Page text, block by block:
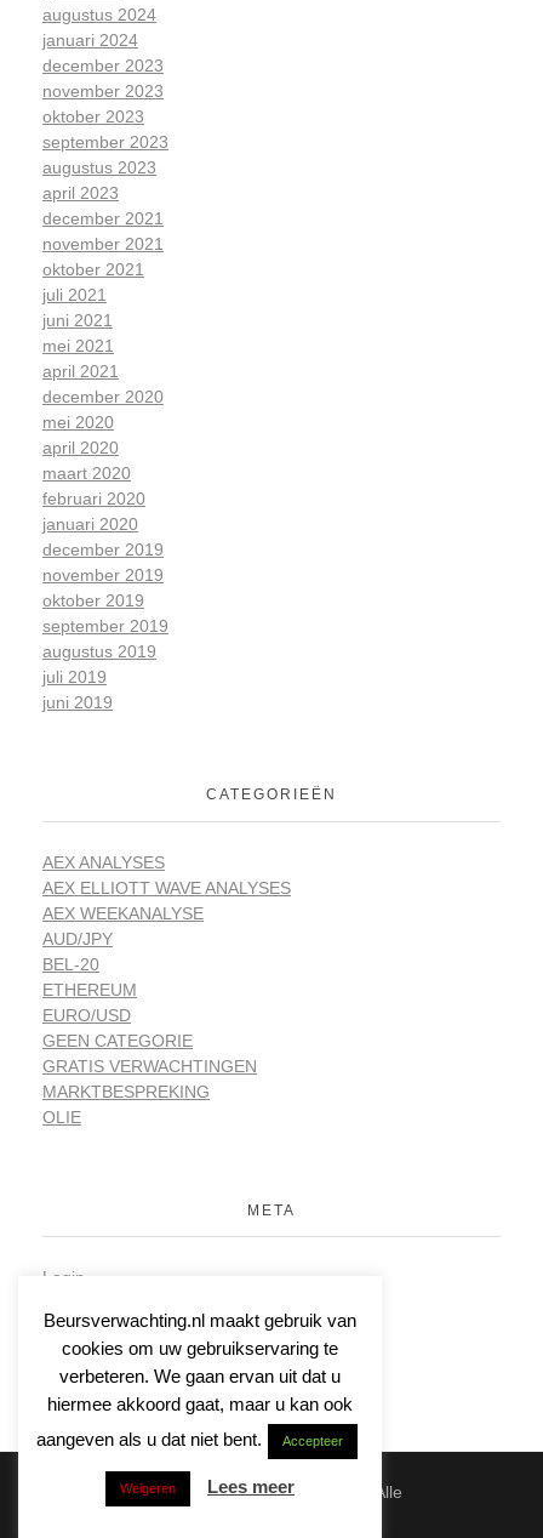
augustus 2024
januari 2024
december 2023
november 2023
oktober 2023
september 2023
augustus 2023
april 2023
december 2021
november 2021
oktober 2021
juli 2021
juni 2021
mei 2021
april 2021
december 2020
mei 2020
april 2020
maart 2020
februari 2020
januari 2020
december 2019
november 2019
oktober 2019
september 2019
augustus 2019
juli 2019
juni 2019
CATEGORIEËN
AEX ANALYSES
AEX ELLIOTT WAVE ANALYSES
AEX WEEKANALYSE
AUD/JPY
BEL-20
ETHEREUM
EURO/USD
GEEN CATEGORIE
GRATIS VERWACHTINGEN
MARKTBESPREKING
OLIE
META
Login
Reacties feed
WordPress.org
© 2026 | Beursverwachting.nl | Alle
Beursverwachting.nl maakt gebruik van
cookies om uw gebruikservaring te
verbeteren. We gaan ervan uit dat u
hiermee akkoord gaat, maar u kan ook
aangeven als u dat niet bent.
Accepteer
Weigeren Lees meer